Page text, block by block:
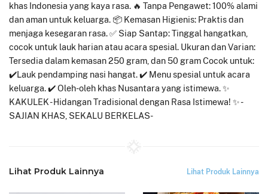
khas Indonesia yang kaya rasa. 🔥 Tanpa Pengawet: 100% alami
dan aman untuk keluarga. 📦 Kemasan Higienis: Praktis dan
menjaga kesegaran rasa. ✅ Siap Santap: Tinggal hangatkan,
cocok untuk lauk harian atau acara spesial. Ukuran dan Varian:
Tersedia dalam kemasan 250 gram, dan 50 gram Cocok untuk:
✔️Lauk pendamping nasi hangat. ✔️ Menu spesial untuk acara
keluarga. ✔️ Oleh-oleh khas Nusantara yang istimewa. ✨
KAKULEK - Hidangan Tradisional dengan Rasa Istimewa! ✨ -
SAJIAN KHAS, SEKALU BERKELAS-
Lihat Produk Lainnya Lihat Produk Lainnya